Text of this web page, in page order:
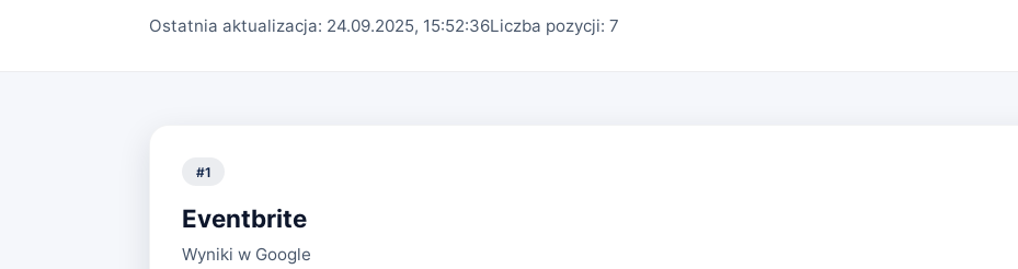
Ostatnia aktualizacja: 24.09.2025, 15:52:36Liczba pozycji: 7
#1
Eventbrite
Wyniki w Google